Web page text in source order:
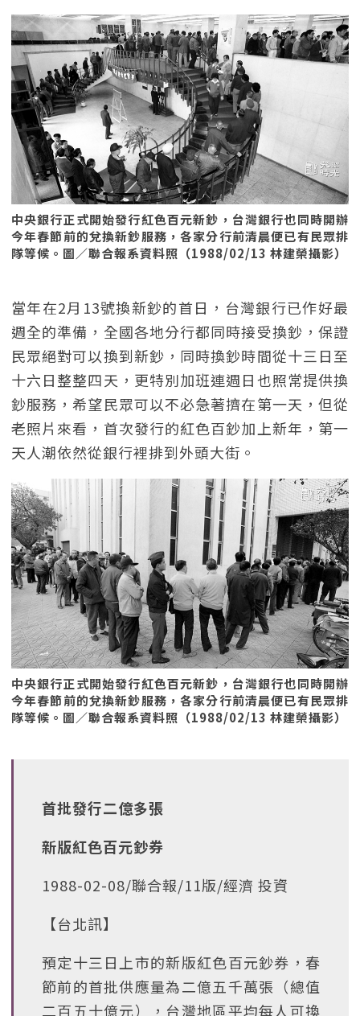
中央銀行正式開始發行紅色百元新鈔，台灣銀行也同時開辦
今年春節前的兌換新鈔服務，各家分行前清晨便已有民眾排
隊等候。圖／聯合報系資料照（1988/02/13 林建榮攝影）
當年在2月13號換新鈔的首日，台灣銀行已作好最
週全的準備，全國各地分行都同時接受換鈔，保證
民眾絕對可以換到新鈔，同時換鈔時間從十三日至
十六日整整四天，更特別加班連週日也照常提供換
鈔服務，希望民眾可以不必急著擠在第一天，但從
老照片來看，首次發行的紅色百鈔加上新年，第一
天人潮依然從銀行裡排到外頭大街。
中央銀行正式開始發行紅色百元新鈔，台灣銀行也同時開辦
今年春節前的兌換新鈔服務，各家分行前清晨便已有民眾排
隊等候。圖／聯合報系資料照（1988/02/13 林建榮攝影）
首批發行二億多張
新版紅色百元鈔券
1988-02-08/聯合報/11版/經濟 投資
【台北訊】
預定十三日上市的新版紅色百元鈔券，春
節前的首批供應量為二億五千萬張（總值
二百五十億元），台灣地區平均每人可換